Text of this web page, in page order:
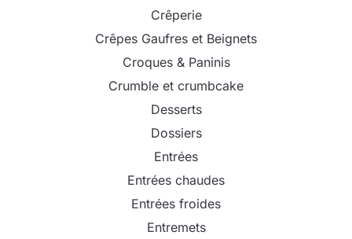
Crêperie
Crêpes Gaufres et Beignets
Croques & Paninis
Crumble et crumbcake
Desserts
Dossiers
Entrées
Entrées chaudes
Entrées froides
Entremets